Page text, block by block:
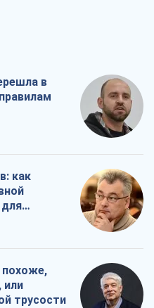
в
как
похоже,
или
трусости